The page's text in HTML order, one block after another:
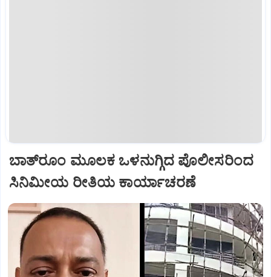
ಬಾತ್‌ರೂಂ ಮೂಲಕ ಒಳನುಗ್ಗಿದ ಪೊಲೀಸರಿಂದ
ಸಿನಿಮೀಯ ರೀತಿಯ ಕಾರ್ಯಾಚರಣೆ